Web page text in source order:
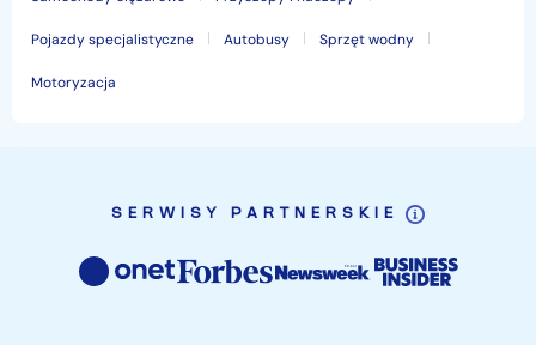
Pojazdy specjalistyczne Autobusy Sprzęt wodny
Motoryzacja
SERWISY PARTNERSKIE